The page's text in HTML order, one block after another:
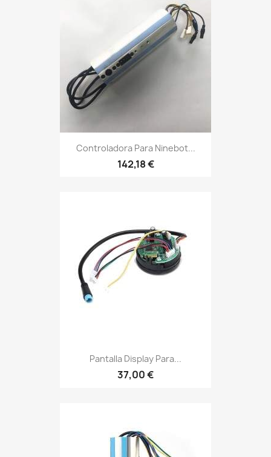
Controladora Para Ninebot...
142,18 €
Pantalla Display Para...
37,00 €